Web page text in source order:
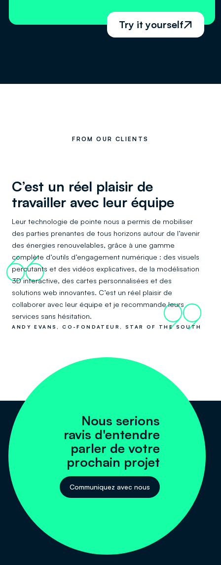
Try it yourself
FROM OUR CLIENTS
C’est un réel plaisir de
travailler avec leur équipe
Leur technologie de pointe nous a permis de mobiliser
des parties prenantes de tous horizons autour de l’avenir
des énergies renouvelables, grâce à une gamme
complète d’outils d’engagement numérique : des visuels
percutants et des vidéos explicatives, de la modélisation
3D interactive, des cartes personnalisées et des
solutions web innovantes. C’est un réel plaisir de
collaborer avec leur équipe et je recommande leurs
services sans hésitation.
66
99
ANDY EVANS, CO-FONDATEUR, STAR OF THE SOUTH
Nous serions
ravis d'entendre
parler de votre
prochain projet
Communiquez avec nous